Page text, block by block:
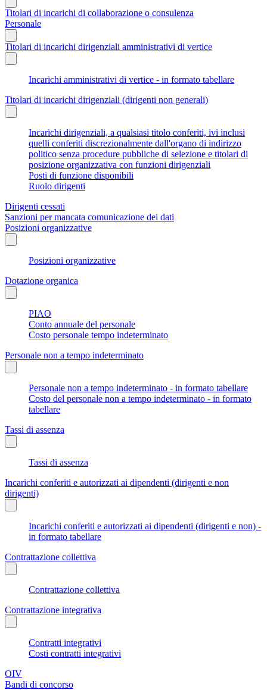
Titolari di incarichi di collaborazione o consulenza
Personale
Titolari di incarichi dirigenziali amministrativi di vertice
Incarichi amministrativi di vertice - in formato tabellare
Titolari di incarichi dirigenziali (dirigenti non generali)
Incarichi dirigenziali, a qualsiasi titolo conferiti, ivi inclusi
quelli conferiti discrezionalmente dall'organo di indirizzo
politico senza procedure pubbliche di selezione e titolari di
posizione organizzativa con funzioni dirigenziali
Posti di funzione disponibili
Ruolo dirigenti
Dirigenti cessati
Sanzioni per mancata comunicazione dei dati
Posizioni organizzative
Posizioni organizzative
Dotazione organica
PIAO
Conto annuale del personale
Costo personale tempo indeterminato
Personale non a tempo indeterminato
Personale non a tempo indeterminato - in formato tabellare
Costo del personale non a tempo indeterminato - in formato
tabellare
Tassi di assenza
Tassi di assenza
Incarichi conferiti e autorizzati ai dipendenti (dirigenti e non
dirigenti)
Incarichi conferiti e autorizzati ai dipendenti (dirigenti e non) -
in formato tabellare
Contrattazione collettiva
Contrattazione collettiva
Contrattazione integrativa
Contratti integrativi
Costi contratti integrativi
OIV
Bandi di concorso